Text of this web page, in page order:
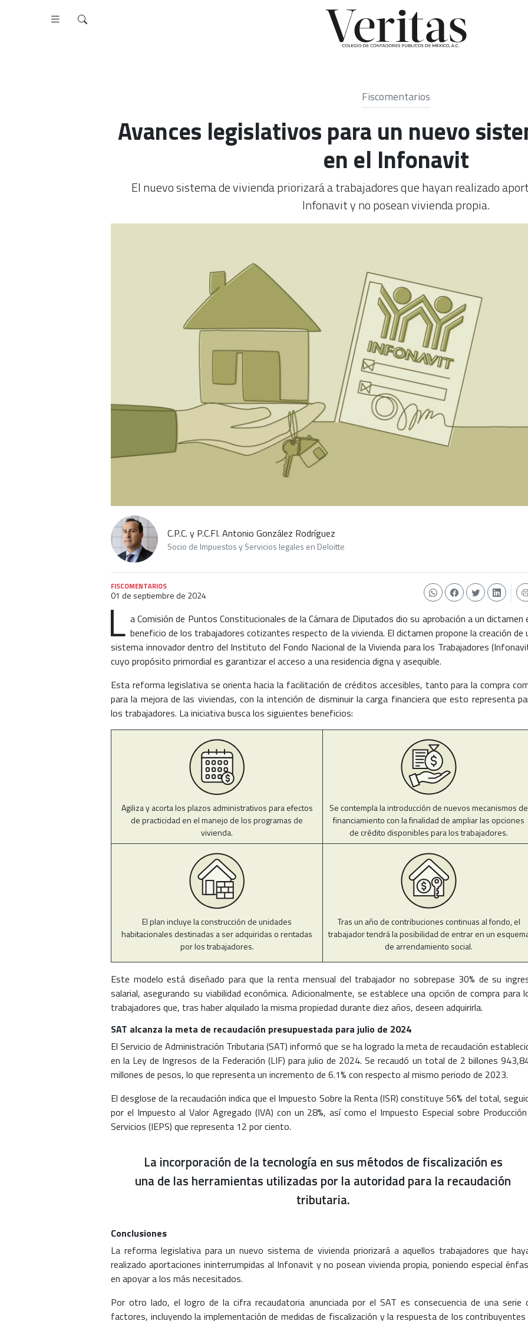
Fiscomentarios
Avances legislativos para un nuevo
en el Infonavit
El nuevo sistema de vivienda priorizará a trabajadores que hayan realizado
Infonavit y no posean vivienda propia.
C.P.C. y P.C.FI. Antonio González Rodríguez
Socio de Impuestos y Servicios legales en Deloitte
FISCOMENTARIOS
01 de septiembre de 2024
L a Comisión de Puntos Constitucionales de la Cámara de Diputados dio su aprobación a un dictamen
beneficio de los trabajadores cotizantes respecto de la vivienda. El dictamen propone la creación de
sistema innovador dentro del Instituto del Fondo Nacional de la Vivienda para los Trabajadores
cuyo propósito primordial es garantizar el acceso a una residencia digna y asequible.
Esta reforma legislativa se orienta hacia la facilitación de créditos accesibles, tanto para la compra
para la mejora de las viviendas, con la intención de disminuir la carga financiera que esto representa
los trabajadores. La iniciativa busca los siguientes beneficios:
Agiliza y acorta los plazos administrativos para efectos
de practicidad en el manejo de los programas de
vivienda.
Se contempla la introducción de nuevos mecanismos de
financiamiento con la finalidad de ampliar las opciones
de crédito disponibles para los trabajadores.
El plan incluye la construcción de unidades
habitacionales destinadas a ser adquiridas o rentadas
por los trabajadores.
Tras un año de contribuciones continuas al fondo, el
trabajador tendrá la posibilidad de entrar en un
de arrendamiento social.
Este modelo está diseñado para que la renta mensual del trabajador no sobrepase 30% de su
salarial, asegurando su viabilidad económica. Adicionalmente, se establece una opción de compra para
trabajadores que, tras haber alquilado la misma propiedad durante diez años, deseen adquirirla.
SAT alcanza la meta de recaudación presupuestada para julio de 2024
El Servicio de Administración Tributaria (SAT) informó que se ha logrado la meta de recaudación
en la Ley de Ingresos de la Federación (LIF) para julio de 2024. Se recaudó un total de 2 billones
millones de pesos, lo que representa un incremento de 6.1% con respecto al mismo periodo de 2023.
El desglose de la recaudación indica que el Impuesto Sobre la Renta (ISR) constituye 56% del total,
por el Impuesto al Valor Agregado (IVA) con un 28%, así como el Impuesto Especial sobre
Servicios (IEPS) que representa 12 por ciento.
La incorporación de la tecnología en sus métodos de fiscalización es
una de las herramientas utilizadas por la autoridad para la recaudación
tributaria.
Conclusiones
La reforma legislativa para un nuevo sistema de vivienda priorizará a aquellos trabajadores que
realizado aportaciones ininterrumpidas al Infonavit y no posean vivienda propia, poniendo especial
en apoyar a los más necesitados.
Por otro lado, el logro de la cifra recaudatoria anunciada por el SAT es consecuencia de una serie
factores, incluyendo la implementación de medidas de fiscalización y la respuesta de los contribuyentes